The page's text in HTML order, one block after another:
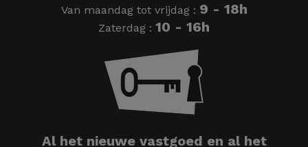
Van maandag tot vrijdag : 9 - 18h
Zaterdag : 10 - 16h
Al het nieuwe vastgoed en al het